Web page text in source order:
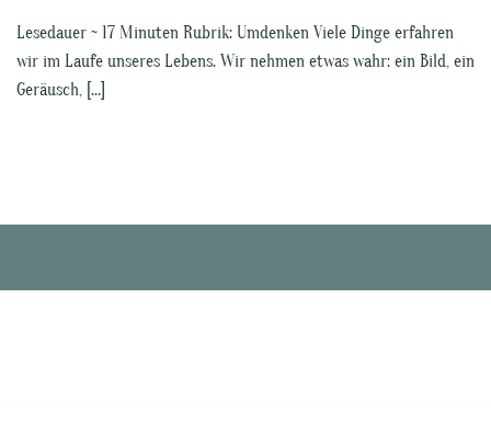
Lesedauer ~ 17 Minuten Rubrik: Umdenken Viele Dinge erfahren
wir im Laufe unseres Lebens. Wir nehmen etwas wahr: ein Bild, ein
Geräusch, […]